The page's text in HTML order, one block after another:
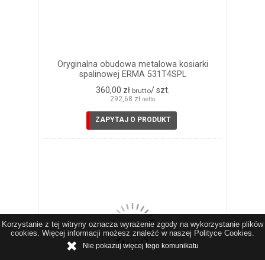
Oryginalna obudowa metalowa kosiarki
spalinowej ERMA 531T4SPL
360,00 zł brutto/ szt.
292,68 zł netto
ZAPYTAJ O PRODUKT
Korzystanie z tej witryny oznacza wyrażenie zgody na wykorzystanie plików
cookies. Więcej informacji możesz znaleźć w naszej Polityce Cookies.
Nie pokazuj więcej tego komunikatu